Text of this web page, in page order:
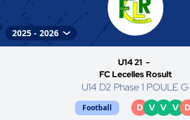
U14 21 -
FC Lecelles Rosult
U14 D2 Phase 1 POULE G
Football D V V V D